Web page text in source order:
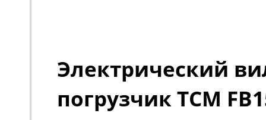
Электрический
погрузчик TCM